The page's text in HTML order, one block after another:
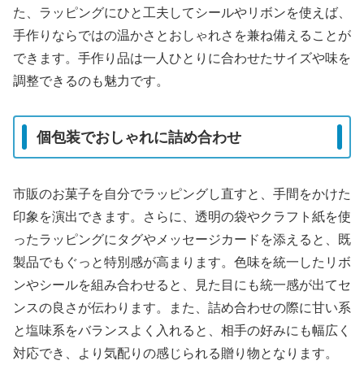
た、ラッピングにひと工夫してシールやリボンを使えば、
手作りならではの温かさとおしゃれさを兼ね備えることが
できます。手作り品は一人ひとりに合わせたサイズや味を
調整できるのも魅力です。
個包装でおしゃれに詰め合わせ
市販のお菓子を自分でラッピングし直すと、手間をかけた
印象を演出できます。さらに、透明の袋やクラフト紙を使
ったラッピングにタグやメッセージカードを添えると、既
製品でもぐっと特別感が高まります。色味を統一したリボ
ンやシールを組み合わせると、見た目にも統一感が出てセ
ンスの良さが伝わります。また、詰め合わせの際に甘い系
と塩味系をバランスよく入れると、相手の好みにも幅広く
対応でき、より気配りの感じられる贈り物となります。